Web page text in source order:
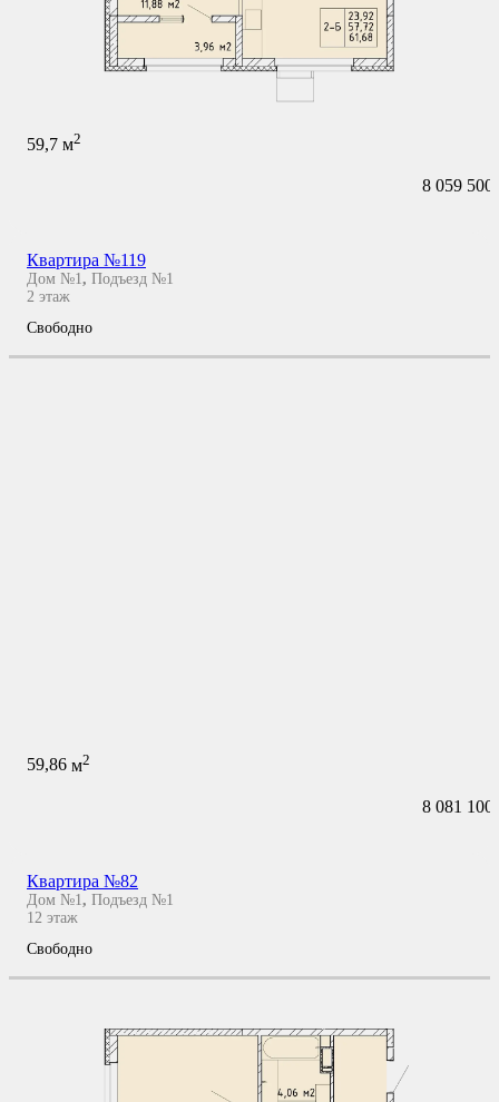
59,7 м2
8 059 500
Квартира №119
Дом №1, Подъезд №1
2 этаж
Свободно
59,86 м2
8 081 100
Квартира №82
Дом №1, Подъезд №1
12 этаж
Свободно